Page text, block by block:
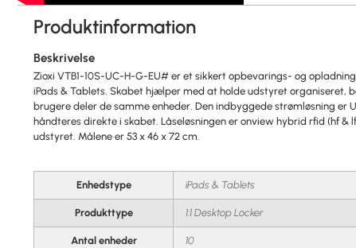
Produktinformation
Beskrivelse
Zioxi VTB1-10S-UC-H-G-EU# er et sikkert opbevarings- og
iPads & Tablets. Skabet hjælper med at holde udstyret organiseret,
brugere deler de samme enheder. Den indbyggede strømløsning er
håndteres direkte i skabet. Låseløsningen er onview hybrid rfid (hf
udstyret. Målene er 53 x 46 x 72 cm.
Enhedstype iPads & Tablets
Produkttype 1:1 Desktop Locker
Antal enheder
10